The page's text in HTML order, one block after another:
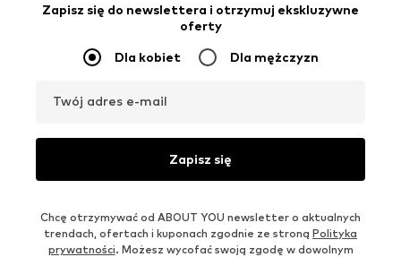
Zapisz się do newslettera i otrzymuj ekskluzywne
oferty
Dla kobiet Dla mężczyzn
Twój adres e-mail
Zapisz się
Chcę otrzymywać od ABOUT YOU newsletter o aktualnych
trendach, ofertach i kuponach zgodnie ze stroną Polityka
prywatności. Możesz wycofać swoją zgodę w dowolnym